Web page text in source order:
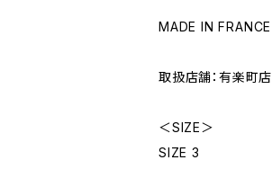
MADE IN FRANCE
取扱店舗：有楽町店
＜SIZE＞
SIZE 3